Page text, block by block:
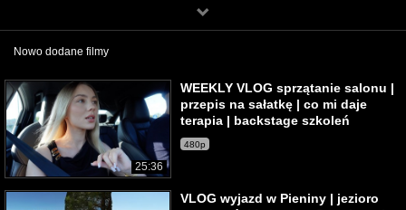
Nowo dodane filmy
25:36
WEEKLY VLOG sprzątanie salonu |
przepis na sałatkę | co mi daje
terapia | backstage szkoleń
480p
VLOG wyjazd w Pieniny | jezioro